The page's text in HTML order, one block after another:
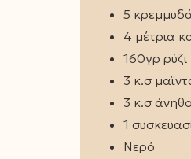
5
4 μέτρια
160γρ
3 κ.σ
3 κ.σ
1
Νερό